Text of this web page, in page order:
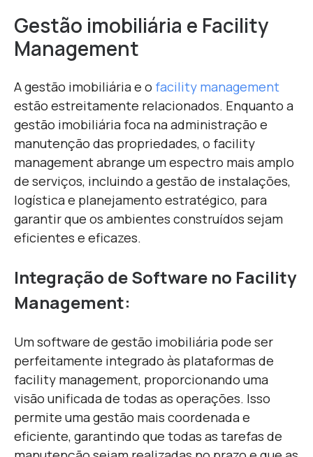
Gestão imobiliária e Facility
Management
A gestão imobiliária e o facility management
estão estreitamente relacionados. Enquanto a
gestão imobiliária foca na administração e
manutenção das propriedades, o facility
management abrange um espectro mais amplo
de serviços, incluindo a gestão de instalações,
logística e planejamento estratégico, para
garantir que os ambientes construídos sejam
eficientes e eficazes.
Integração de Software no Facility
Management:
Um software de gestão imobiliária pode ser
perfeitamente integrado às plataformas de
facility management, proporcionando uma
visão unificada de todas as operações. Isso
permite uma gestão mais coordenada e
eficiente, garantindo que todas as tarefas de